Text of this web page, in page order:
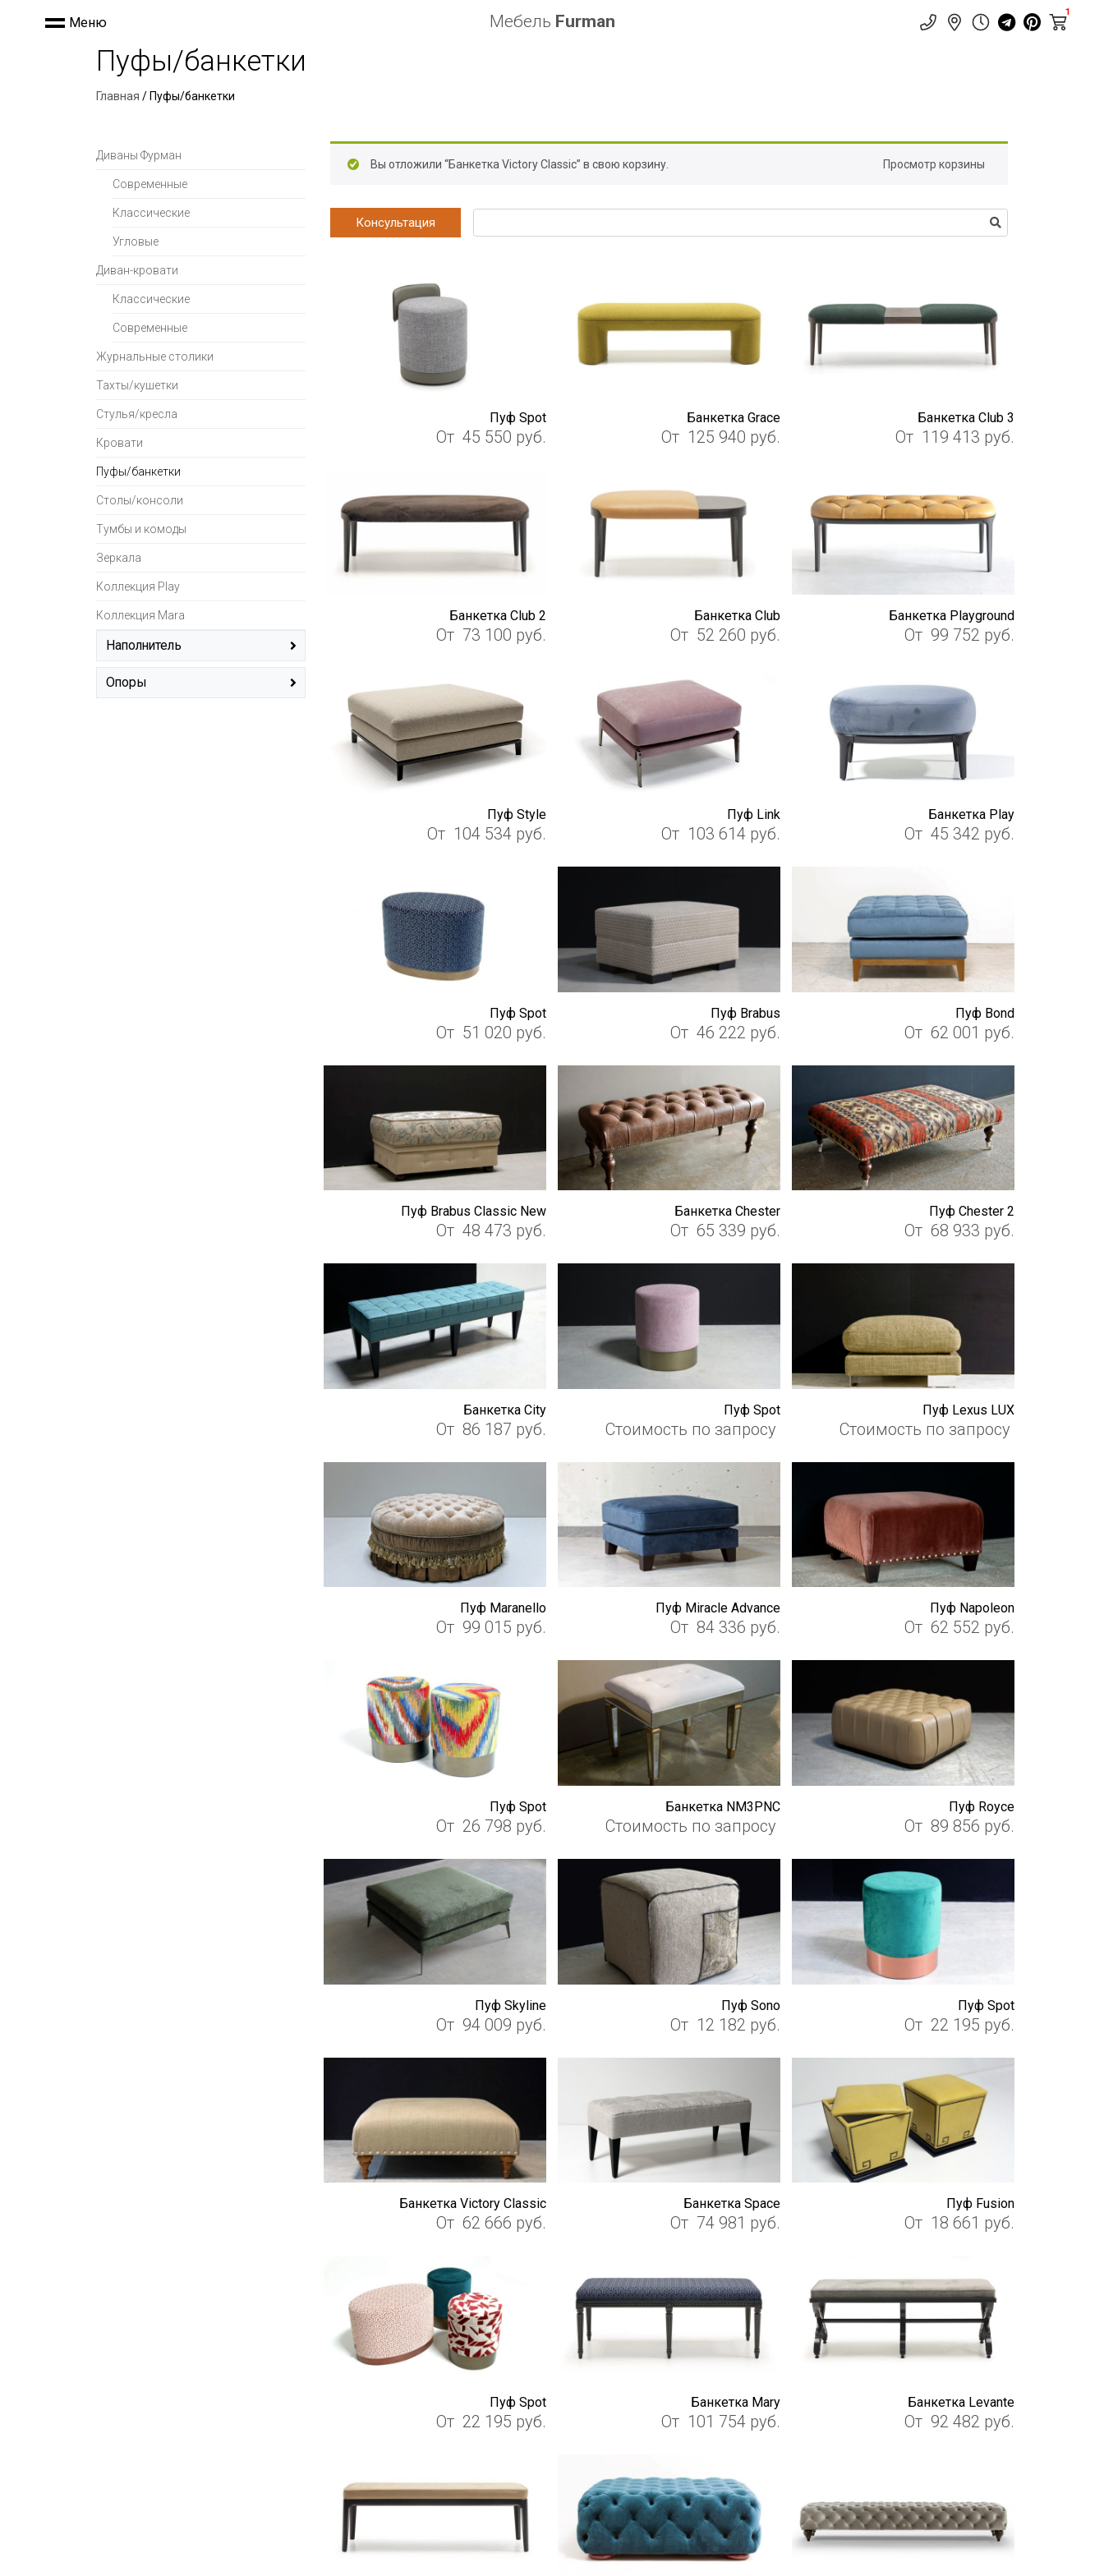
Меню Мебель Furman 1
Пуфы/банкетки
Главная / Пуфы/банкетки
Диваны Фурман
Современные
Классические
Угловые
Диван-кровати
Классические
Современные
Журнальные столики
Тахты/кушетки
Стулья/кресла
Кровати
Пуфы/банкетки
Столы/консоли
Тумбы и комоды
Зеркала
Коллекция Play
Коллекция Mara
Наполнитель
Опоры
Вы отложили “Банкетка Victory Classic” в свою корзину. Просмотр корзины
Консультация
Пуф Spot
От 45 550 руб.
Банкетка Grace
От 125 940 руб.
Банкетка Club 3
От 119 413 руб.
Банкетка Club 2
От 73 100 руб.
Банкетка Club
От 52 260 руб.
Банкетка Playground
От 99 752 руб.
Пуф Style
От 104 534 руб.
Пуф Link
От 103 614руб.
Банкетка Play
От 45 342 руб.
Пуф Spot
От 51 020 руб.
Пуф Brabus
От 46 222 руб.
Пуф Bond
От 62 001 руб.
Пуф Brabus Classic New
От 48 473 руб.
Банкетка Chester
От 65 339 руб.
Пуф Chester 2
От 68 933 руб.
Банкетка City
От 86 187 руб.
Пуф Spot
Стоимость по запросу
Пуф Lexus LUX
Стоимость по запросу
Пуф Maranello
От 99 015 руб.
Пуф Miracle Advance
От 84 336 руб.
Пуф Napoleon
От 62 552 руб.
Пуф Spot
От 26 798 руб.
Банкетка NM3PNC
Стоимость по запросу
Пуф Royce
От 89 856 руб.
Пуф Skyline
От 94 009 руб.
Пуф Sono
От 12 182 руб.
Пуф Spot
От 22 195 руб.
Банкетка Victory Classic
От 62 666 руб.
Банкетка Space
От 74 981 руб.
Пуф Fusion
От 18 661 руб.
Пуф Spot
От 22 195 руб.
Банкетка Mary
От 101 754руб.
Банкетка Levante
От 92 482 руб.